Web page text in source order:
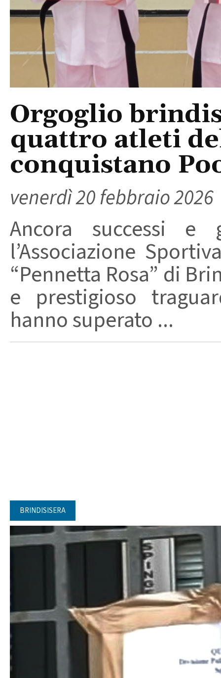
Orgoglio
quattro atleti
conquistano
venerdì 20 febbraio 2026
Ancora successi e
l’Associazione
“Pennetta Rosa” di
e prestigioso
hanno superato ...
BRINDISISERA